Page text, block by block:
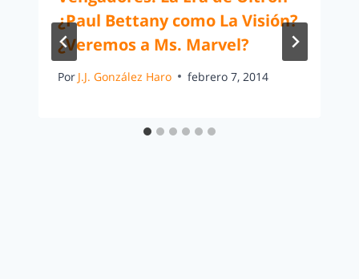
¿Paul Bettany como La Visión?
¿Veremos a Ms. Marvel?
Por J.J. González Haro febrero 7, 2014